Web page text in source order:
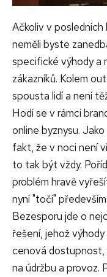
Ačkoliv v
neměli byste
specifické výhody a
zákazníků. Kolem
spousta lidí a není
Hodí se v rámci
online byznysu.
fakt, že v noci není
to tak být vždy.
problém hravě
nyní "točí"
Bezesporu jde o
řešení, jehož
cenová dostupnost,
na údržbu a provoz.